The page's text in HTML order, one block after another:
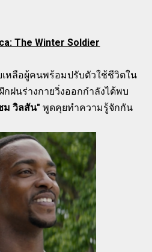
The Winter Soldier
หลือผู้คนพร้อมปรับตัวใช้ชีวิตใน
ฝนร่างกายวิ่งออกกำลังได้พบ
ม วิลสัน"พูดคุยทำความรู้จักกัน